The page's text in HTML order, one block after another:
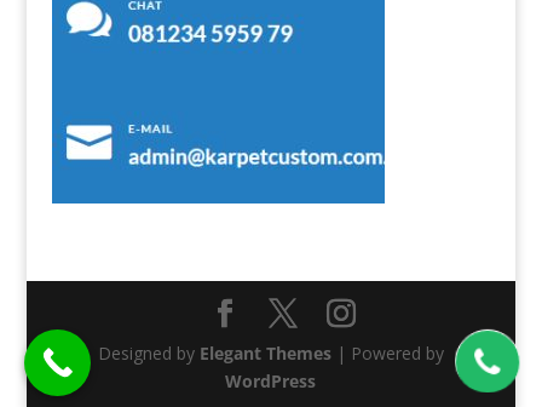
Designed by Elegant Themes| Powered by
WordPress